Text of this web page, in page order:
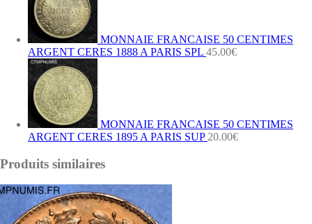
MONNAIE FRANCAISE 50 CENTIMES
ARGENT CERES 1888 A PARIS SPL 45.00€
MONNAIE FRANCAISE 50 CENTIMES
ARGENT CERES 1895 A PARIS SUP 20.00€
Produits similaires